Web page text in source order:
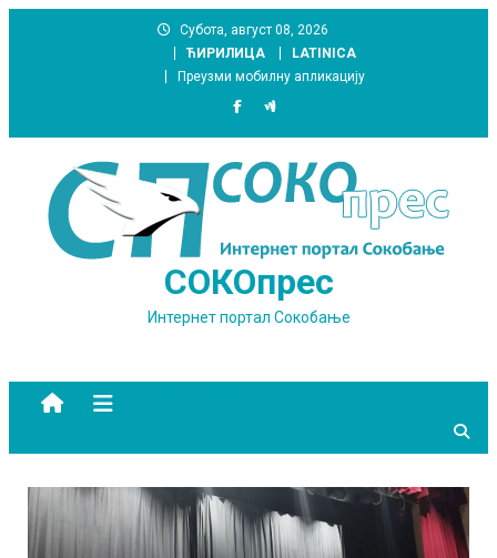
Субота, август 08, 2026
ЋИРИЛИЦА
LATINICA
Преузми мобилну апликацију
СОКОпрес
Интернет портал Сокобање